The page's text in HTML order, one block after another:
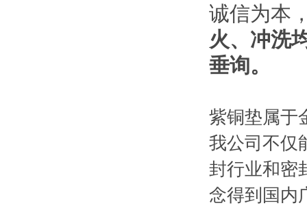
诚信为本
火、冲洗
垂询。
紫铜垫属于
我公司不仅
封行业和密
念得到国内